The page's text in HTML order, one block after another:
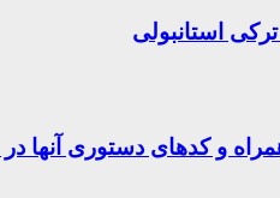
استانبولی
و کدهای دستوری آنها در